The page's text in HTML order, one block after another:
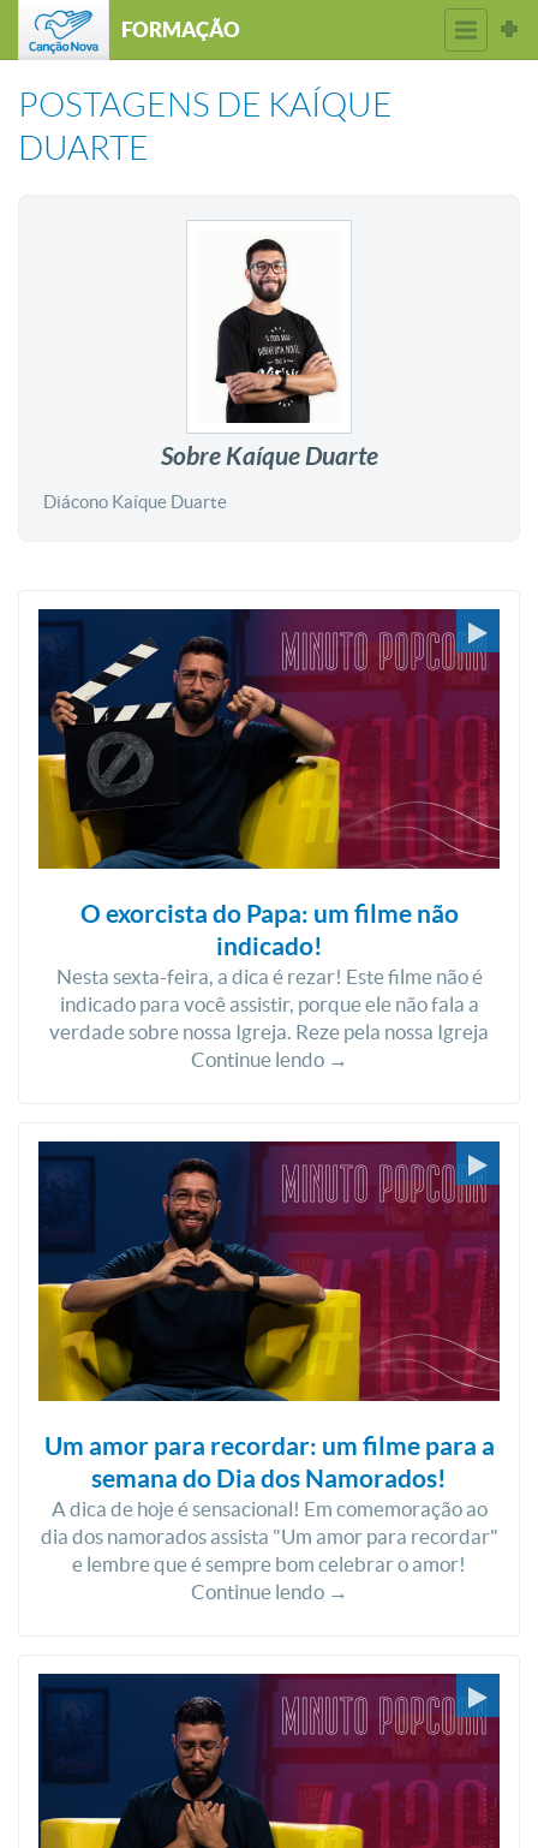
FORMAÇÃO
POSTAGENS DE KAÍQUE
DUARTE
Sobre Kaíque Duarte
Diácono Kaíque Duarte
O exorcista do Papa: um filme não
indicado!
Nesta sexta-feira, a dica é rezar! Este filme não é
indicado para você assistir, porque ele não fala a
verdade sobre nossa Igreja. Reze pela nossa Igreja
Continue lendo →
Um amor para recordar: um filme para a
semana do Dia dos Namorados!
A dica de hoje é sensacional! Em comemoração ao
dia dos namorados assista "Um amor para recordar"
e lembre que é sempre bom celebrar o amor!
Continue lendo →